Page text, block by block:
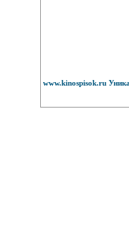
www.kinospisok.ru